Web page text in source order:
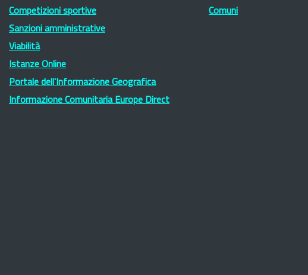
Competizioni sportive
Sanzioni amministrative
Viabilità
Istanze Online
Portale dell'Informazione Geografica
Informazione Comunitaria Europe Direct
Comuni